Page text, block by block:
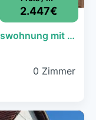
2.447€
Modernisierte 3-Zimmer-Eigentumswohnung mit Balkon und Parkplatz in Gallspach zu verkaufen!
0 Zimmer